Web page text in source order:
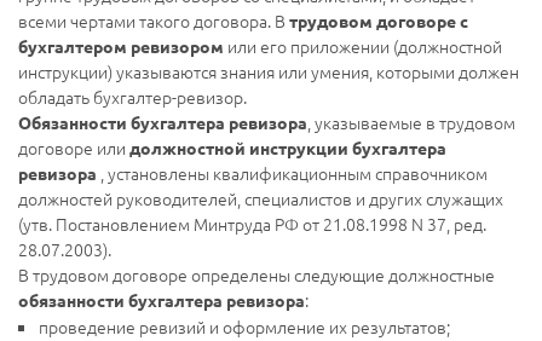
всеми чертами такого договора. В трудовом договоре с
бухгалтером ревизором или его приложении (должностной
инструкции) указываются знания или умения, которыми должен
обладать бухгалтер-ревизор.
Обязанности бухгалтера ревизора, указываемые в трудовом
договоре или должностной инструкции бухгалтера
ревизора , установлены квалификационным справочником
должностей руководителей, специалистов и других служащих
(утв. Постановлением Минтруда РФ от 21.08.1998 N 37, ред.
28.07.2003).
В трудовом договоре определены следующие должностные
обязанности бухгалтера ревизора:
проведение ревизий и оформление их результатов;